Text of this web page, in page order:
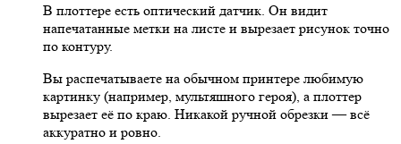
В плоттере есть оптический датчик. Он видит
напечатанные метки на листе и вырезает рисунок точно
по контуру.
Вы распечатываете на обычном принтере любимую
картинку (например, мультяшного героя), а плоттер
вырезает её по краю. Никакой ручной обрезки — всё
аккуратно и ровно.